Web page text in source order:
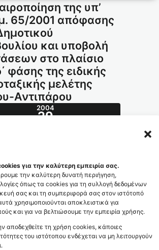
για την καλύτερη εμπειρία σας.
την καλύτερη δυνατή περιήγηση,
όπως τα cookies για τη συλλογή δεδομένων
σας και τη συμπεριφορά σας στον ιστότοπό
χρησιμοποιούνται αποκλειστικά για
και για να βελτιώσουμε την εμπειρία χρήσης.
αποδεχθείτε τη χρήση cookies, κάποιες
του ιστότοπου ενδέχεται να μη λειτουργούν
της υπ’
65/2001 απόφασης
και υποβολή
στο πλαίσιο
φάσης της ειδικής
μελέτης
Αντιπάρου
2004
29